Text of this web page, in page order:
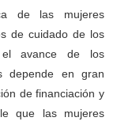
de las mujeres
de cuidado de los
avance de los
depende en gran
de financiación y
que las mujeres